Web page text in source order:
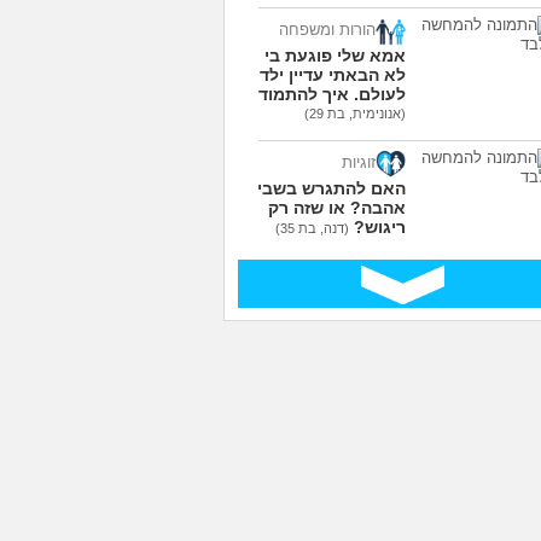
הורות ומשפחה
אמא שלי פוגעת בי כי
לא הבאתי עדיין ילדים
לעולם. איך להתמודד?
(אנונימית, בת 29)
זוגיות
האם להתגרש בשביל
אהבה? או שזה רק
ריגוש? (דנה, בת 35)